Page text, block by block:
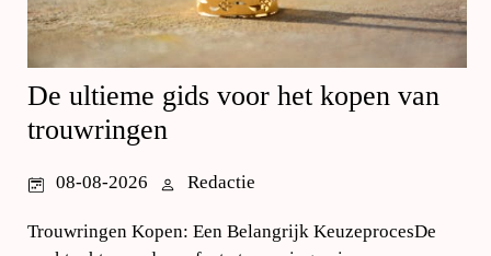
De ultieme gids voor het kopen van
trouwringen
08-08-2026 Redactie
Trouwringen Kopen: Een Belangrijk KeuzeprocesDe